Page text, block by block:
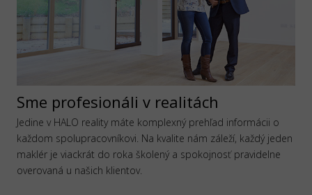
Sme profesionáli v realitách
Jedine v HALO reality máte komplexný prehľad informácii o
každom spolupracovníkovi. Na kvalite nám záleží, každý jeden
maklér je viackrát do roka školený a spokojnosť pravidelne
overovaná u našich klientov.